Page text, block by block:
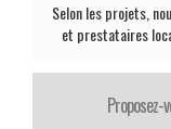
Selon les projets,
et prestataires
Proposez-